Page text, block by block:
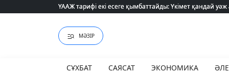
ҮААЖ тарифі екі есеге қымбаттайды: Үкімет қандай
ҮААЖ тарифі екі есеге қымбаттайды: Үкімет қандай
МӘЗІР
СҰХБАТ САЯСАТ ЭКОНОМИКА